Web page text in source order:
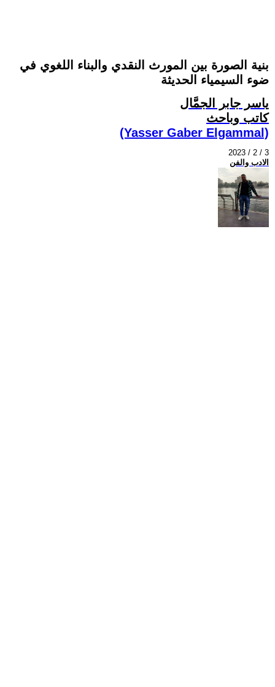
بنية الصورة بين المورث النقدي والبناء اللغوي في
ضوء السيمياء الحديثة
ياسر جابر الجمَّال
كاتب وباحث
(Yasser Gaber Elgammal)
2023 / 2 / 3
الادب والفن